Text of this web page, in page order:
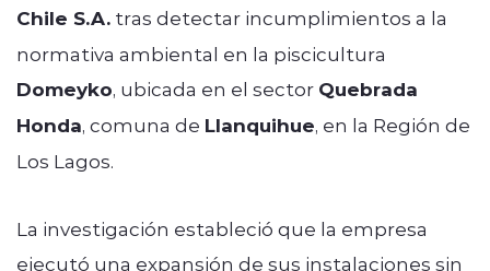
Chile S.A. tras detectar incumplimientos a la
normativa ambiental en la piscicultura
Domeyko, ubicada en el sector Quebrada
Honda, comuna de Llanquihue, en la Región de
Los Lagos.
La investigación estableció que la empresa
ejecutó una expansión de sus instalaciones sin